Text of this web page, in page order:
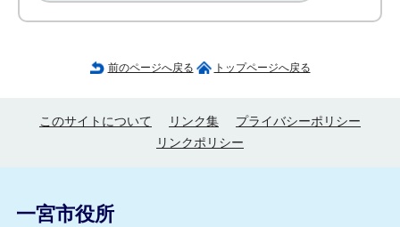
前のページへ戻る トップページへ戻る
このサイトについて リンク集
プライバシーポリシー
リンクポリシー
一宮市役所